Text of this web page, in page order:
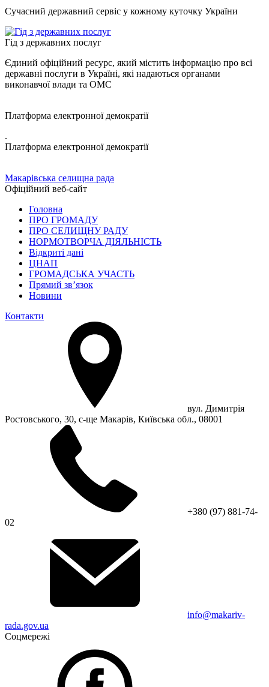
Сучасний державний сервіс у кожному куточку України
Гід з державних послуг
Єдиний офіційний ресурс, який містить інформацію про всі
державні послуги в Україні, які надаються органами
виконавчої влади та ОМС
Платформа електронної демократії
.
Платформа електронної демократії
Макарівська селищна рада
Офіційний веб-сайт
Головна
ПРО ГРОМАДУ
ПРО СЕЛИЩНУ РАДУ
НОРМОТВОРЧА ДІЯЛЬНІСТЬ
Відкриті дані
ЦНАП
ГРОМАДСЬКА УЧАСТЬ
Прямий зв’язок
Новини
Контакти
вул. Димитрія
Ростовського, 30, с-ще Макарів, Київська обл., 08001
+380 (97) 881-74-
02
info@makariv-
rada.gov.ua
Соцмережі